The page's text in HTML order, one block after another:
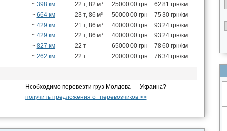
~ 398 км 22 т, 82 м³ 25000,00 грн
62,81 грн/км
~ 664 км 23 т, 86 м³ 50000,00 грн
75,30 грн/км
~ 429 км 21 т, 86 м³ 40000,00 грн
93,24 грн/км
~ 429 км 22 т, 86 м³ 40000,00 грн
93,24 грн/км
~ 827 км 22 т 65000,00 грн
78,60 грн/км
~ 262 км 22 т 20000,00 грн 76,34 грн/км
Необходимо перевезти груз Молдова — Украина?
получить предложения от перевозчиков >>